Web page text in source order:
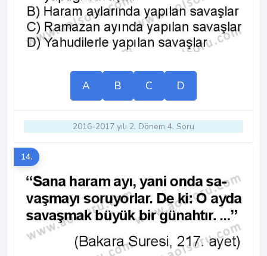
A B C D
2016-2017 yılı 2. Dönem 4. Soru
14.